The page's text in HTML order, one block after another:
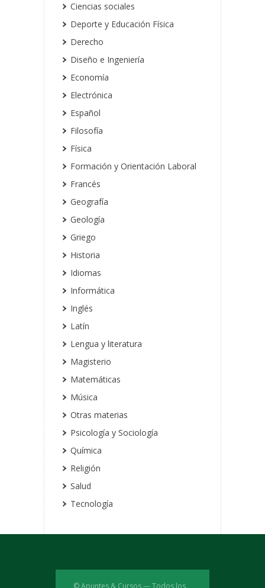
Ciencias sociales
Deporte y Educación Física
Derecho
Diseño e Ingeniería
Economía
Electrónica
Español
Filosofía
Física
Formación y Orientación Laboral
Francés
Geografía
Geología
Griego
Historia
Idiomas
Informática
Inglés
Latín
Lengua y literatura
Magisterio
Matemáticas
Música
Otras materias
Psicología y Sociología
Química
Religión
Salud
Tecnología